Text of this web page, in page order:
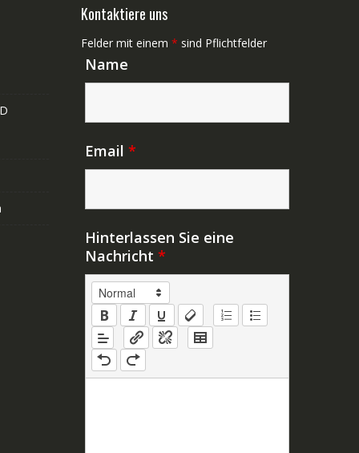
Kontaktiere uns
Felder mit einem * sind Pflichtfelder
Name
Email *
Hinterlassen Sie eine
Nachricht *